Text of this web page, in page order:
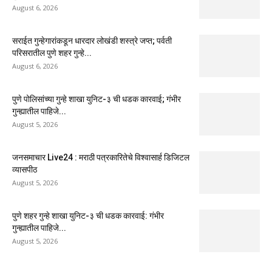
August 6, 2026
सराईत गुन्हेगारांकडून धारदार लोखंडी शस्त्रे जप्त; पर्वती
परिसरातील पुणे शहर गुन्हे...
August 6, 2026
पुणे पोलिसांच्या गुन्हे शाखा युनिट-३ ची धडक कारवाई; गंभीर
गुन्ह्यातील पाहिजे...
August 5, 2026
जनसमाचार Live24 : मराठी पत्रकारितेचे विश्वासार्ह डिजिटल
व्यासपीठ
August 5, 2026
पुणे शहर गुन्हे शाखा युनिट-३ ची धडक कारवाई: गंभीर
गुन्ह्यातील पाहिजे...
August 5, 2026